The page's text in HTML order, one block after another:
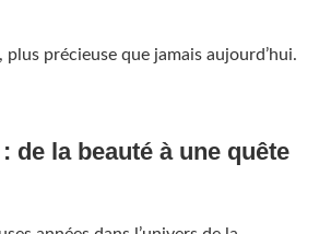
plus précieuse que jamais aujourd’hui.
de la beauté à une quête